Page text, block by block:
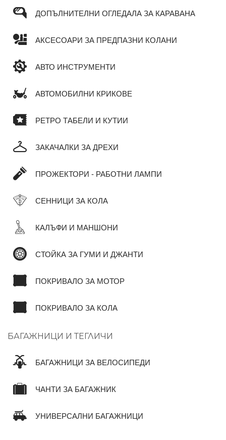
ДОПЪЛНИТЕЛНИ ОГЛЕДАЛА ЗА КАРАВАНА
АКСЕСОАРИ ЗА ПРЕДПАЗНИ КОЛАНИ
АВТО ИНСТРУМЕНТИ
АВТОМОБИЛНИ КРИКОВЕ
РЕТРО ТАБЕЛИ И КУТИИ
ЗАКАЧАЛКИ ЗА ДРЕХИ
ПРОЖЕКТОРИ - РАБОТНИ ЛАМПИ
СЕННИЦИ ЗА КОЛА
КАЛЪФИ И МАНШОНИ
СТОЙКА ЗА ГУМИ И ДЖАНТИ
ПОКРИВАЛО ЗА МОТОР
ПОКРИВАЛО ЗА КОЛА
БАГАЖНИЦИ И ТЕГЛИЧИ
БАГАЖНИЦИ ЗА ВЕЛОСИПЕДИ
ЧАНТИ ЗА БАГАЖНИК
УНИВЕРСАЛНИ БАГАЖНИЦИ